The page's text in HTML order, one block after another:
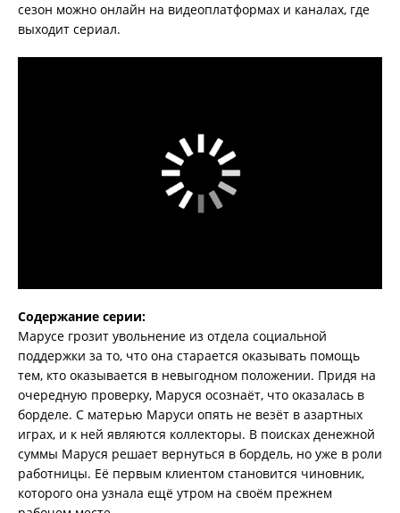
сезон можно онлайн на видеоплатформах и каналах, где
выходит сериал.
Содержание серии:
Марусе грозит увольнение из отдела социальной
поддержки за то, что она старается оказывать помощь
тем, кто оказывается в невыгодном положении. Придя на
очередную проверку, Маруся осознаёт, что оказалась в
борделе. С матерью Маруси опять не везёт в азартных
играх, и к ней являются коллекторы. В поисках денежной
суммы Маруся решает вернуться в бордель, но уже в роли
работницы. Её первым клиентом становится чиновник,
которого она узнала ещё утром на своём прежнем